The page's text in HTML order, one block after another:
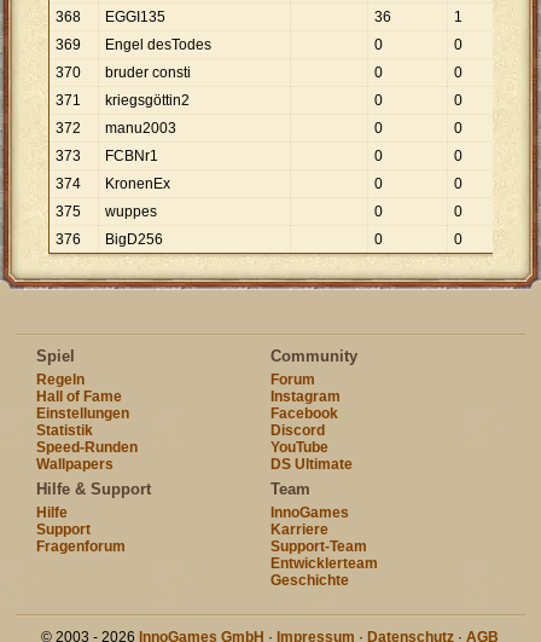
368
EGGI135 36 1
369
Engel desTodes 0
0
370
bruder consti 0
0
371
kriegsgöttin2 0
0
372
manu2003 0
0
373
FCBNr1 0
0
374
KronenEx 0
0
375
wuppes 0
0
376
BigD256 0 0
Spiel
Regeln
Hall of Fame
Einstellungen
Statistik
Speed-Runden
Wallpapers
Community
Forum
Instagram
Facebook
Discord
YouTube
DS Ultimate
Hilfe & Support
Hilfe
Support
Fragenforum
Team
InnoGames
Karriere
Support-Team
Entwicklerteam
Geschichte
© 2003 - 2026 InnoGames GmbH · Impressum · Datenschutz ·AGB